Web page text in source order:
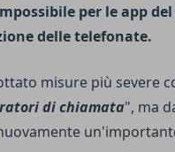
per le app
delle telefonate.
misure più severe
di chiamata", ma